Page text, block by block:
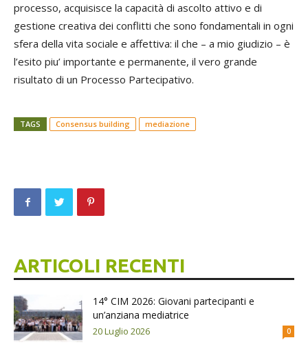
processo, acquisisce la capacità di ascolto attivo e di
gestione creativa dei conflitti che sono fondamentali in ogni
sfera della vita sociale e affettiva: il che – a mio giudizio – è
l’esito piu’ importante e permanente, il vero grande
risultato di un Processo Partecipativo.
TAGS Consensus building mediazione
ARTICOLI RECENTI
14° CIM 2026: Giovani partecipanti e
un’anziana mediatrice
20 Luglio 2026 0